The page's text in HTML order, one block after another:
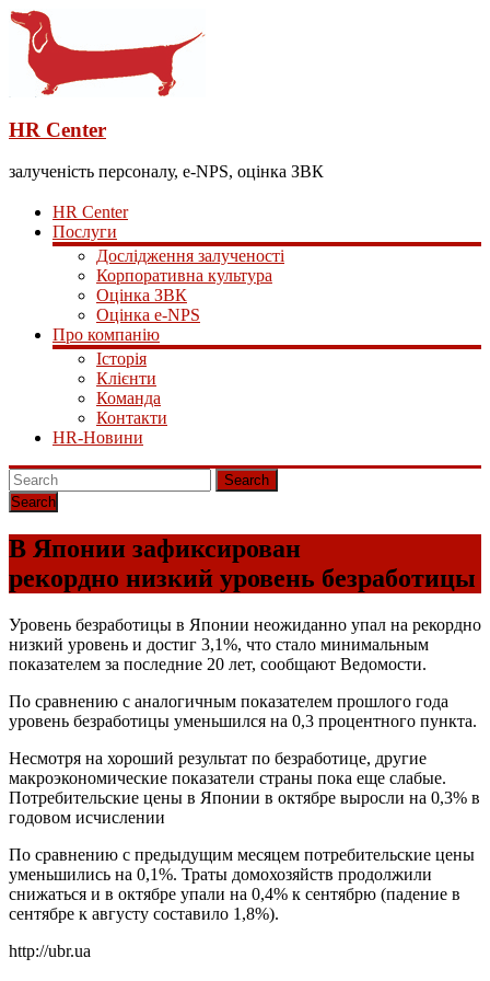
HR Center
залученість персоналу, e-NPS, оцінка ЗВК
HR Center
Послуги
Дослідження залученості
Корпоративна культура
Оцінка ЗВК
Оцінка e-NPS
Про компанію
Історія
Клієнти
Команда
Контакти
HR-Новини
Search
В Японии зафиксирован
рекордно низкий уровень безработицы
Уровень безработицы в Японии неожиданно упал на рекордно
низкий уровень и достиг 3,1%, что стало минимальным
показателем за последние 20 лет, сообщают Ведомости.
По сравнению с аналогичным показателем прошлого года
уровень безработицы уменьшился на 0,3 процентного пункта.
Несмотря на хороший результат по безработице, другие
макроэкономические показатели страны пока еще слабые.
Потребительские цены в Японии в октябре выросли на 0,3% в
годовом исчислении
По сравнению с предыдущим месяцем потребительские цены
уменьшились на 0,1%. Траты домохозяйств продолжили
снижаться и в октябре упали на 0,4% к сентябрю (падение в
сентябре к августу составило 1,8%).
http://ubr.ua